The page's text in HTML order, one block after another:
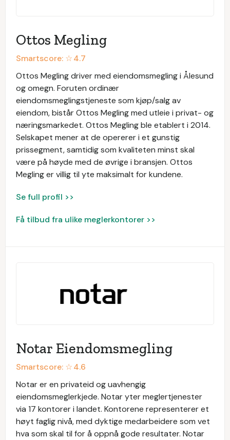
Ottos Megling
Smartscore: ☆4.7
Ottos Megling driver med eiendomsmegling i Ålesund
og omegn. Foruten ordinær
eiendomsmeglingstjeneste som kjøp/salg av
eiendom, bistår Ottos Megling med utleie i privat- og
næringsmarkedet. Ottos Megling ble etablert i 2014.
Selskapet mener at de opererer i et gunstig
prissegment, samtidig som kvaliteten minst skal
være på høyde med de øvrige i bransjen. Ottos
Megling er villig til yte maksimalt for kundene.
Se full profil >>
Få tilbud fra ulike meglerkontorer >>
Notar Eiendomsmegling
Smartscore: ☆4.6
Notar er en privateid og uavhengig
eiendomsmeglerkjede. Notar yter meglertjenester
via 17 kontorer i landet. Kontorene representerer et
høyt faglig nivå, med dyktige medarbeidere som vet
hva som skal til for å oppnå gode resultater. Notar